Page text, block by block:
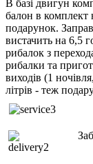
В базі двигун
балон в
подарунок.
вистачить на 6,5
рибалок з
рибалки та
виходів (1
літрів - теж